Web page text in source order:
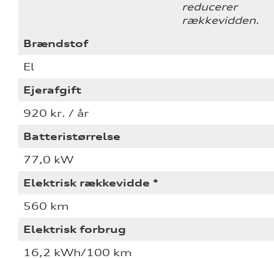
reducerer
rækkevidden.
Brændstof
El
Ejerafgift
920 kr. / år
Batteristørrelse
77,0 kW
Elektrisk rækkevidde *
560 km
Elektrisk forbrug
16,2 kWh/100 km